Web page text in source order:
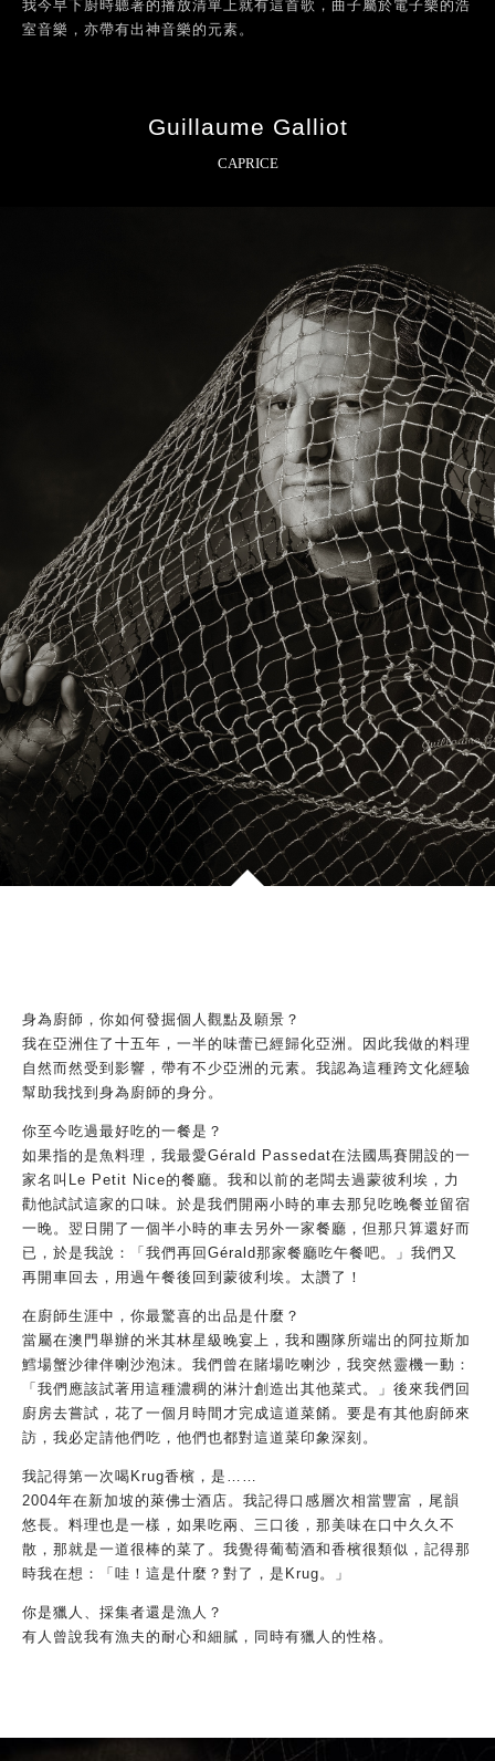
我今早下廚時聽著的播放清單上就有這首歌，曲子屬於電子樂的浩
室音樂，亦帶有出神音樂的元素。
Guillaume Galliot
CAPRICE
身為廚師，你如何發掘個人觀點及願景？
我在亞洲住了十五年，一半的味蕾已經歸化亞洲。因此我做的料理
自然而然受到影響，帶有不少亞洲的元素。我認為這種跨文化經驗
幫助我找到身為廚師的身分。
你至今吃過最好吃的一餐是？
如果指的是魚料理，我最愛Gérald Passedat在法國馬賽開設的一
家名叫Le Petit Nice的餐廳。我和以前的老闆去過蒙彼利埃，力
勸他試試這家的口味。於是我們開兩小時的車去那兒吃晚餐並留宿
一晚。翌日開了一個半小時​​的車去另外一家餐廳，但那只算還好而
已，於是我說：「我們再回Gérald那家餐廳吃午餐吧。」我們又
再開車回去，用過午餐後回到蒙彼利埃。太讚了！
在廚師生涯中，你最驚喜的出品是什麼？
當屬在澳門舉辦的米其林星級晚宴上，我和團隊所端出的阿拉斯加
鱈場蟹沙律伴喇沙泡沫。我們曾在賭場吃喇沙，我突然靈機一動：
「我們應該試著用這種濃稠的淋汁創造出其他菜式。」後來我們回
廚房去嘗試，花了一個月時間才完成這道菜餚。要是有其他廚師來
訪，我必定請他們吃，他們也都對這道菜印象深刻。
我記得第一次喝Krug香檳，是……
2004年在新加坡的萊佛士酒店。我記得口感層次相當豐富，尾韻
悠長。料理也是一樣，如果吃兩、三口後，那美味在口中久久不
散，那就是一道很棒的菜了。我覺得葡萄酒和香檳很類似，記得那
時我在想：「哇！這是什麼？對了，是Krug。」
你是獵人、採集者還是漁人？
有人曾說我有漁夫的耐心和細膩，同時有獵人的性格。